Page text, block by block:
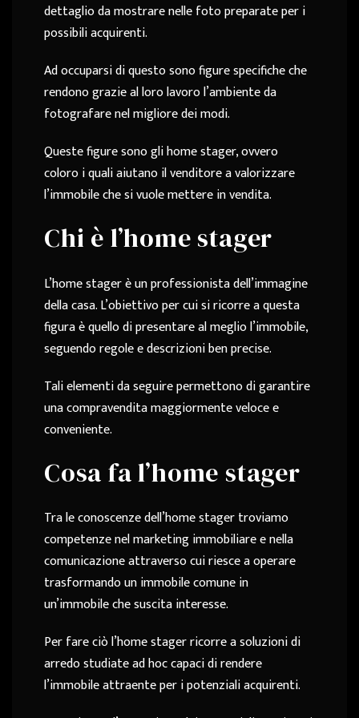
dettaglio da mostrare nelle foto preparate per i
possibili acquirenti.
Ad occuparsi di questo sono figure specifiche che
rendono grazie al loro lavoro l’ambiente da
fotografare nel migliore dei modi.
Queste figure sono gli home stager, ovvero
coloro i quali aiutano il venditore avalorizzare
l’immobile che si vuole mettere in vendita.
Chi è l’home stager
L’home stager è un professionista dell’immagine
della casa. L’obiettivo per cui si ricorre a questa
figura è quello di presentare al meglio l’immobile,
seguendo regole e descrizioni ben precise.
Tali elementi da seguire permettono di garantire
una compravendita maggiormente veloce e
conveniente.
Cosa fa l’home stager
Tra le conoscenze dell’home stagertroviamo
competenze nelmarketing immobiliare e nella
comunicazione attraverso cui riesce a operare
trasformando un immobile comune in
un’immobile che suscita interesse.
Per fare ciò l’home stager ricorrea soluzioni di
arredo studiate ad hoc capaci di rendere
l’immobile attraente per i potenziali acquirenti.